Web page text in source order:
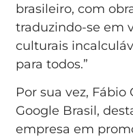
brasileiro, com
traduzindo-se em
culturais
para todos.”
Por sua vez,
Google Brasil,
empresa em